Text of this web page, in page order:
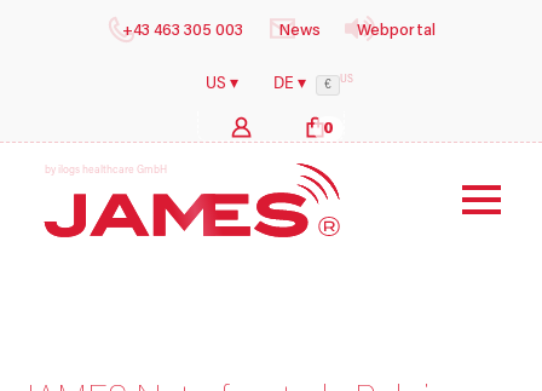
+43 463 305 003 News Webportal
US ▾ DE ▾ € US
0
by il ogs hea t hca re Gm bH